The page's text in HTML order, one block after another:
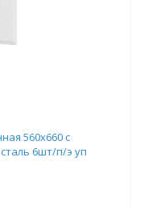
560х660 с
6шт/п/э уп